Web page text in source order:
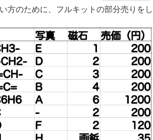
方のために、フルキットの部分売りをし